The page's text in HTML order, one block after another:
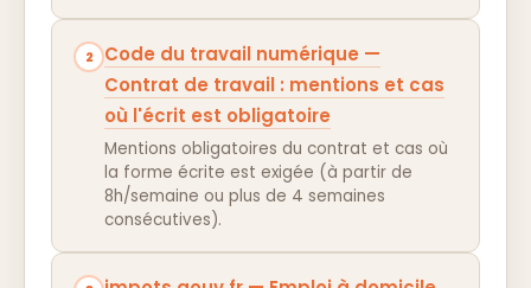
2
Code du travail numérique —
Contrat de travail : mentions et cas
où l'écrit est obligatoire
Mentions obligatoires du contrat et cas où
la forme écrite est exigée (à partir de
8h/semaine ou plus de 4 semaines
consécutives).